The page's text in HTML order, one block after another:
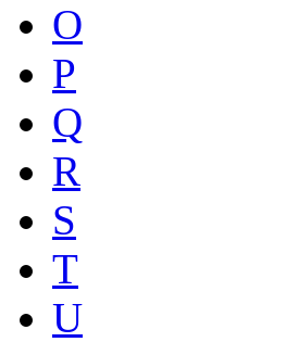
O
P
Q
R
S
T
U